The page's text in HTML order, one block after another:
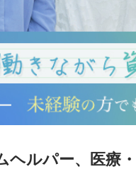
ヘルパー、医療